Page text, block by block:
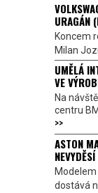
URAGÁN
Koncem
Milan
UMĚLÁ
VE
Na
centru
>>
ASTON
NEVYDĚSÍ
Modelem
dostává